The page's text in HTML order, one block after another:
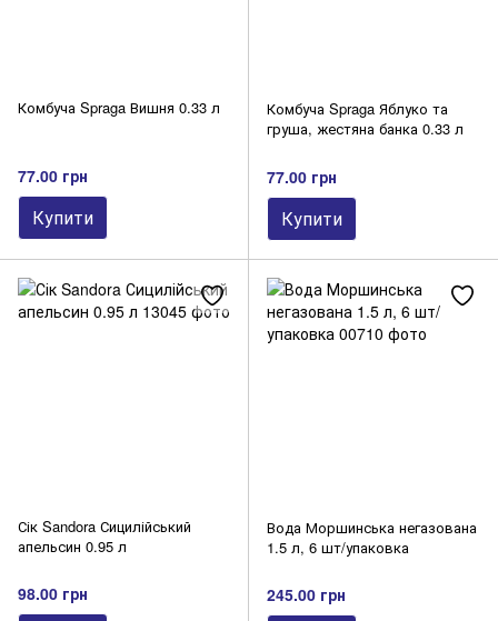
Комбуча Spraga Вишня 0.33 л
77.00 грн
Купити
Комбуча Spraga Яблуко та
груша, жестяна банка 0.33 л
77.00 грн
Купити
Сік Sandora Сицилійський
апельсин 0.95 л
98.00 грн
Вода Моршинська негазована
1.5 л, 6 шт/упаковка
245.00 грн